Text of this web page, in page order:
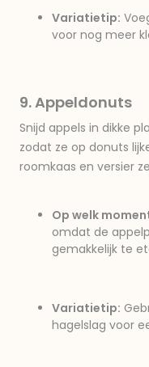
Variatietip:
voor nog meer
9. Appeldonuts
Snijd appels in dikke
zodat ze op donuts
roomkaas en versier
Op welk
omdat de
gemakkelijk te
Variatietip:
hagelslag voor